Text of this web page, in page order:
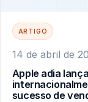
ARTIGO
14 de abril de
Apple adia
sucesso de